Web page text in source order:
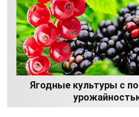
Ягодные культуры с